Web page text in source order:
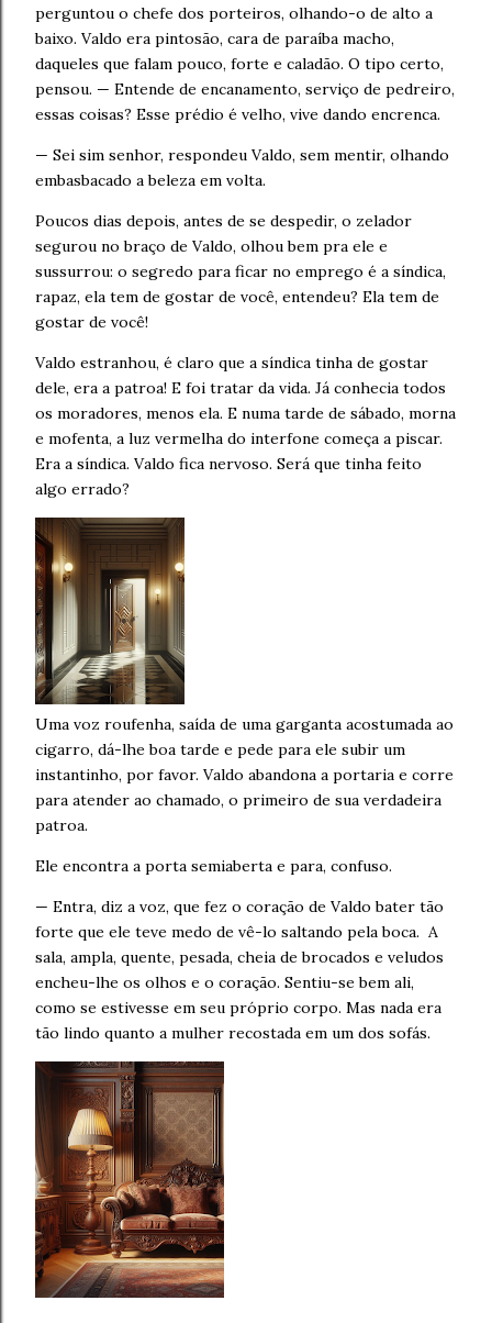
perguntou o chefe dos porteiros, olhando-o de alto a
baixo. Valdo era pintosão, cara de paraíba macho,
daqueles que falam pouco, forte e caladão. O tipo certo,
pensou. — Entende de encanamento, serviço de pedreiro,
essas coisas? Esse prédio é velho, vive dando encrenca.
— Sei sim senhor, respondeu Valdo, sem mentir, olhando
embasbacado a beleza em volta.
Poucos dias depois, antes de se despedir, o zelador
segurou no braço de Valdo, olhou bem pra ele e
sussurrou: o segredo para ficar no emprego é a síndica,
rapaz, ela tem de gostar de você, entendeu? Ela tem de
gostar de você!
Valdo estranhou, é claro que a síndica tinha de gostar
dele, era a patroa! E foi tratar da vida. Já conhecia todos
os moradores, menos ela. E numa tarde de sábado, morna
e mofenta, a luz vermelha do interfone começa a piscar.
Era a síndica. Valdo fica nervoso. Será que tinha feito
algo errado?
Uma voz roufenha, saída de uma garganta acostumada ao
cigarro, dá-lhe boa tarde e pede para ele subir um
instantinho, por favor. Valdo abandona a portaria e corre
para atender ao chamado, o primeiro de sua verdadeira
patroa.
Ele encontra a porta semiaberta e para, confuso.
— Entra, diz a voz, que fez o coração de Valdo bater tão
forte que ele teve medo de vê-lo saltando pela boca. A
sala, ampla, quente, pesada, cheia de brocados e veludos
encheu-lhe os olhos e o coração. Sentiu-se bem ali,
como se estivesse em seu próprio corpo. Mas nada era
tão lindo quanto a mulher recostada em um dos sofás.